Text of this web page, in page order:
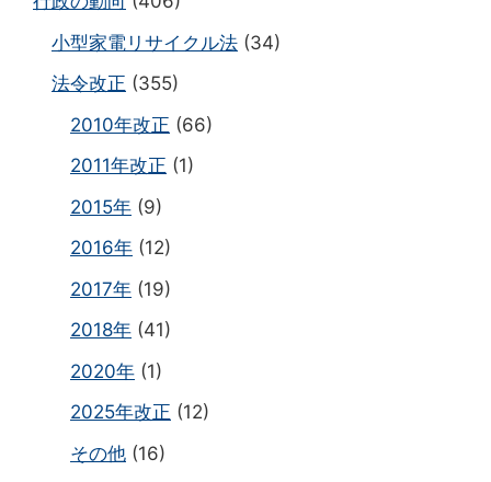
小型家電リサイクル法 (34)
法令改正 (355)
2010年改正 (66)
2011年改正 (1)
2015年 (9)
2016年 (12)
2017年 (19)
2018年 (41)
2020年 (1)
2025年改正 (12)
その他 (16)